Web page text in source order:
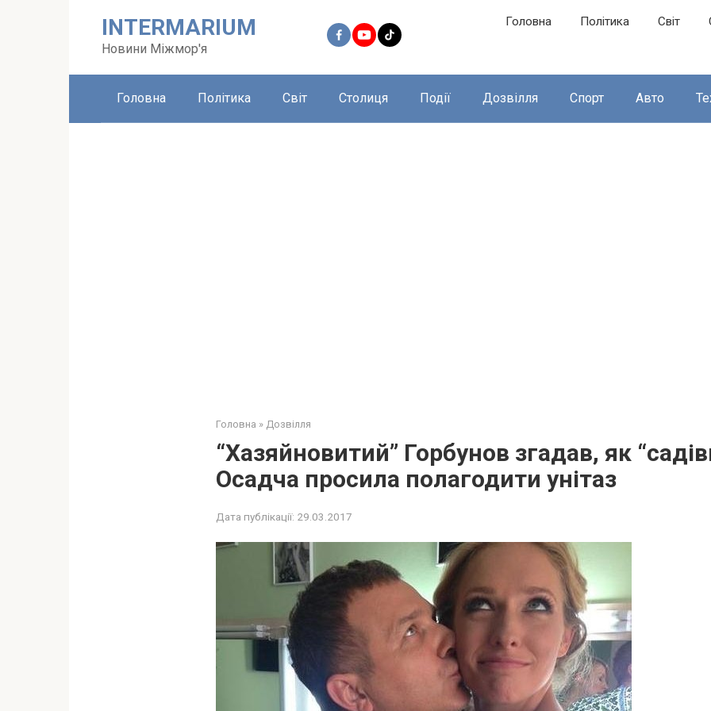
INTERMARIUM
Новини Міжмор'я
Головна Політика Світ
Головна Політика Світ Столиця Події Дозвілля Спорт Авто
Головна » Дозвілля
“Хазяйновитий” Горбунов згадав, як
Осадча просила полагодити унітаз
Дата публікації: 29.03.2017